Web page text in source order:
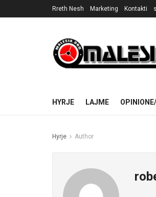
Rreth Nesh Marketing Kontakti
HYRJE LAJME
Hyrje Author